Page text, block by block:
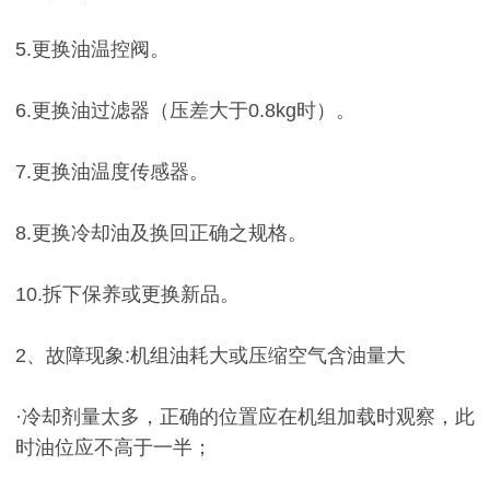
5.更换油温控阀。
6.更换油过滤器（压差大于0.8kg时）。
7.更换油温度传感器。
8.更换冷却油及换回正确之规格。
10.拆下保养或更换新品。
2、故障现象:机组油耗大或压缩空气含油量大
·冷却剂量太多，正确的位置应在机组加载时观察，此
时油位应不高于一半；